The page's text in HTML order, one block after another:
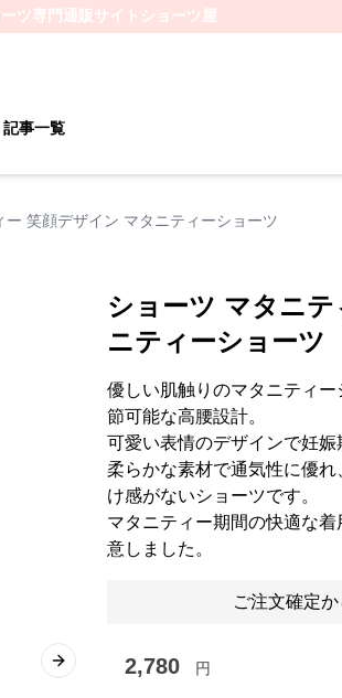
ツ専門通販サイト ショーツ屋
記事一覧
ー 笑顔デザイン マタニティーショーツ
Next slide
ショーツ マタニ
ニティーショーツ
優しい肌触りのマタニティ
節可能な高腰設計。
可愛い表情のデザインで妊娠
柔らかな素材で通気性に優
け感がないショーツです。
マタニティー期間の快適な
意しました。
ご注文確定
2,780 円